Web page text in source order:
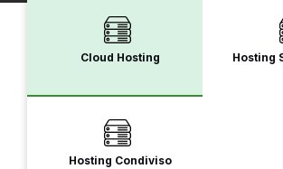
Cloud Hosting Hosting
Hosting Condiviso